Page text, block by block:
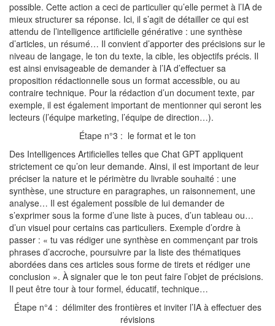
possible. Cette action a ceci de particulier qu’elle permet à l’IA de
mieux structurer sa réponse. Ici, il s’agit de détailler ce qui est
attendu de l’intelligence artificielle générative : une synthèse
d’articles, un résumé… Il convient d’apporter des précisions sur le
niveau de langage, le ton du texte, la cible, les objectifs précis. Il
est ainsi envisageable de demander à l’IA d’effectuer sa
proposition rédactionnelle sous un format accessible, ou au
contraire technique. Pour la rédaction d’un document texte, par
exemple, il est également important de mentionner qui seront les
lecteurs (l’équipe marketing, l’équipe de direction…).
Étape n°3 : le format et le ton
Des Intelligences Artificielles telles que Chat GPT appliquent
strictement ce qu’on leur demande. Ainsi, il est important de leur
préciser la nature et le périmètre du livrable souhaité : une
synthèse, une structure en paragraphes, un raisonnement, une
analyse… Il est également possible de lui demander de
s’exprimer sous la forme d’une liste à puces, d’un tableau ou…
d’un visuel pour certains cas particuliers. Exemple d’ordre à
passer : « tu vas rédiger une synthèse en commençant par trois
phrases d’accroche, poursuivre par la liste des thématiques
abordées dans ces articles sous forme de tirets et rédiger une
conclusion ». À signaler que le ton peut faire l’objet de précisions.
Il peut être tour à tour formel, éducatif, technique…
Étape n°4 : délimiter des frontières et inviter l’IA à effectuer des
révisions